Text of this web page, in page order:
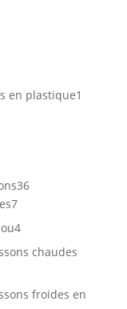
en plastique1
produits
3636
77
produits
44
produits
chaudes
froides en